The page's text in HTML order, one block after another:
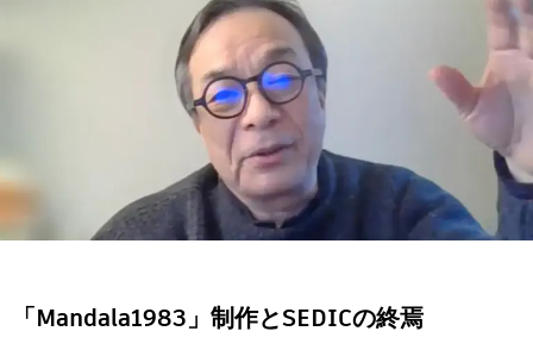
「Mandala1983」制作とSEDICの終焉